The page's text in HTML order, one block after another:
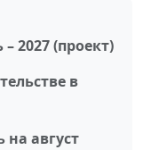
2027 (проект)
в
август